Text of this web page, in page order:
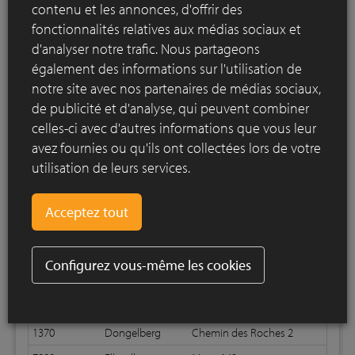
Imprimer liste
Liste de références Antique rouge
Vous pouvez faire défiler dans cette liste
8211
Aartrijke
6150
Anderlues
9690
Berchem
Neerstad 11
1370
Dongelberg
Chemin des Roches 2
contenu et les annonces, d'offrir des
fonctionnalités relatives aux médias sociaux et
d'analyser notre trafic. Nous partageons
également des informations sur l'utilisation de
notre site avec nos partenaires de médias sociaux,
de publicité et d'analyse, qui peuvent combiner
celles-ci avec d'autres informations que vous leur
avez fournies ou qu'ils ont collectées lors de votre
utilisation de leurs services.
Configurez vous-même les cookies